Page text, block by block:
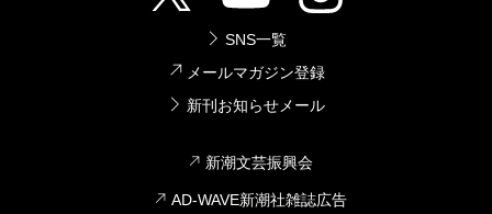
SNS一覧
メールマガジン登録
新刊お知らせメール
新潮文芸振興会
AD-WAVE新潮社雑誌広告